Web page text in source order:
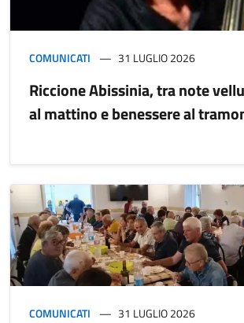
COMUNICATI 31 LUGLIO 2026
Riccione Abissinia, tra note
al mattino e benessere al
COMUNICATI 31 LUGLIO 2026